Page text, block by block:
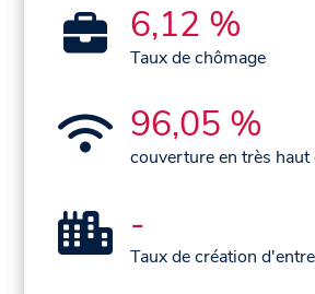
6,12 %
Taux de chômage
96,05 %
couverture en très haut
-
Taux de création